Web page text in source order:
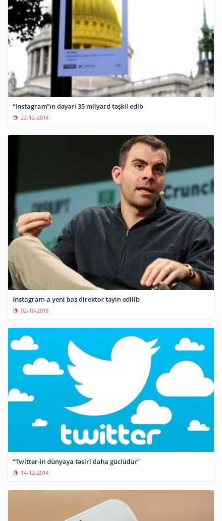
“Instagram”ın dəyəri 35 milyard təşkil edib
22-12-2014
Instagram-a yeni baş direktor təyin edilib
02-10-2018
“Twitter-in dünyaya təsiri daha güclüdür”
14-12-2014